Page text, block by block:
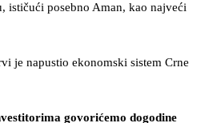
ističući posebno Aman, kao najveći
je napustio ekonomski sistem Crne
govorićemo dogodine